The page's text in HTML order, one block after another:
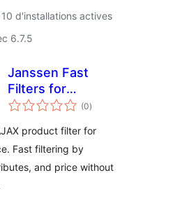
d'installations actives
6.7.5
Janssen Fast
Filters for
WooCommerce
(0notes
en
)
product filter for
Fast filtering by
and price without